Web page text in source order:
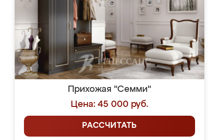
Прихожая "Семми"
Цена: 45 000 руб.
РАССЧИТАТЬ